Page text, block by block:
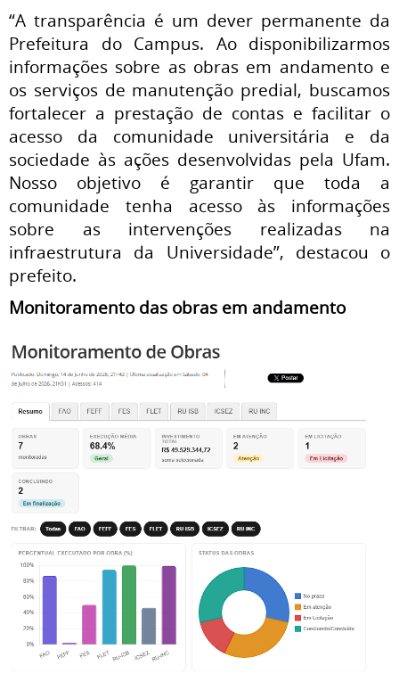
“A transparência é um dever permanente da
Prefeitura do Campus. Ao disponibilizarmos
informações sobre as obras em andamento e
os serviços de manutenção predial, buscamos
fortalecer a prestação de contas e facilitar o
acesso da comunidade universitária e da
sociedade às ações desenvolvidas pela Ufam.
Nosso objetivo é garantir que toda a
comunidade tenha acesso às informações
sobre as intervenções realizadas na
infraestrutura da Universidade”, destacou o
prefeito.
Monitoramento das obras em andamento